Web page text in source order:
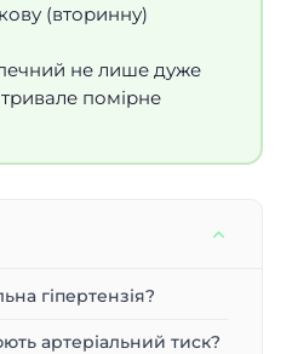
(вторинну)
не лише дуже
помірне
гіпертензія?
артеріальний тиск?